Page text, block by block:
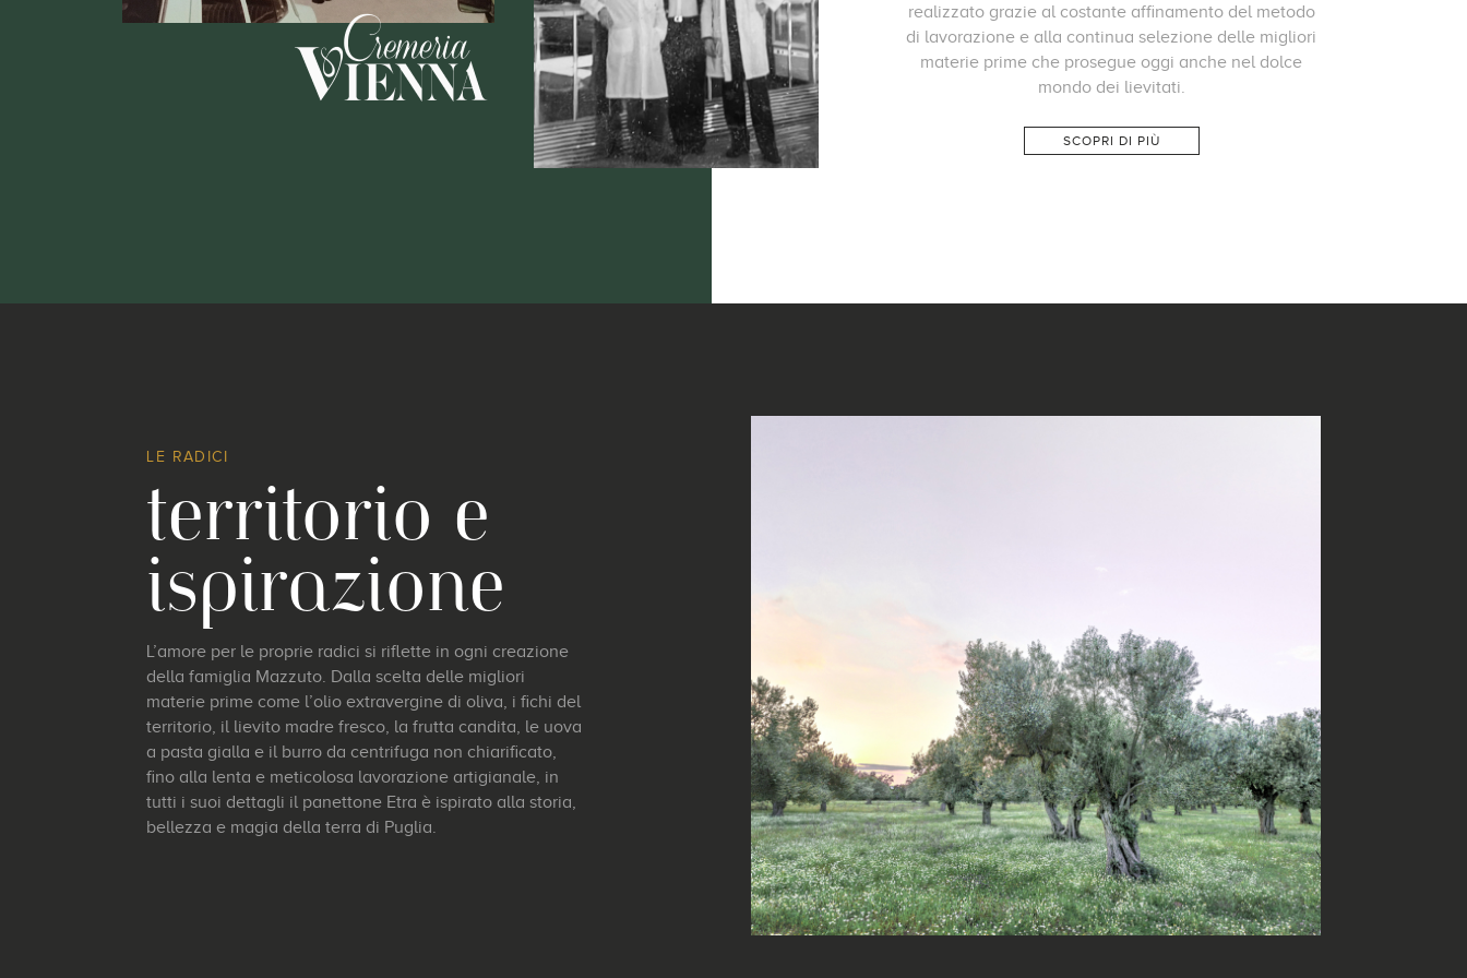
realizzato grazie al costante affinamento del metodo
di lavorazione e alla continua selezione delle migliori
materie prime che prosegue oggi anche nel dolce
mondo dei lievitati.
SCOPRI DI PIÙ
LE RADICI
territorio e
ispirazione
L’amore per le proprie radici si riflette in ogni creazione
della famiglia Mazzuto. Dalla scelta delle migliori
materie prime come l’olio extravergine di oliva, i fichi del
territorio, il lievito madre fresco, la frutta candita, le uova
a pasta gialla e il burro da centrifuga non chiarificato,
fino alla lenta e meticolosa lavorazione artigianale, in
tutti i suoi dettagli il panettone Etra è ispirato alla storia,
bellezza e magia della terra di Puglia.